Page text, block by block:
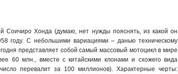
Cоичиро Хонда (думаю, нет нужды пояснять, из какой он
году. С небольшими вариациями – данью техническому
представляет собой самый массовый мотоцикл в мире
60 млн., вместе с китайскими клонами и схожего вида
перевалит за 100 миллионов). Характерные черты: